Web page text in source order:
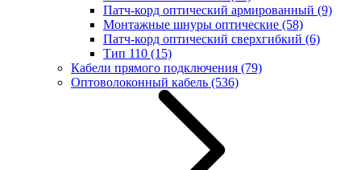
Патч-корд оптический армированный (9)
Монтажные шнуры оптические (58)
Патч-корд оптический сверхгибкий (6)
Тип 110 (15)
Кабели прямого подключения (79)
Оптоволоконный кабель (536)